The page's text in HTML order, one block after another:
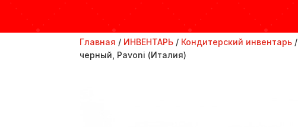
Главная / ИНВЕНТАРЬ / Кондитерский инвентарь /
черный, Pavoni (Италия)